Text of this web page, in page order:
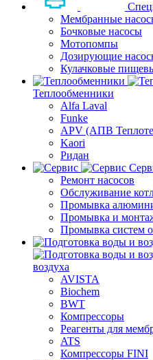
Мембранные
Бочковые насосы
Мотопомпы
Дозирующие
Кулачковые
Теплообменники
Alfa Laval
Funke
APV (АПВ
Kaori
Ридан
Ремонт насосов
Обслуживание
Промывка
Промывка и
Промывка систем
воздуха
AVISTA
Biochem
BWT
Компрессоры
Реагенты для
ATS
Компрессоры FINI